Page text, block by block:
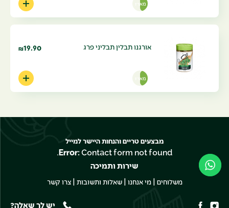
מארז
אורגנו תבלין תבליני פרג ₪19.90
מארז
מבצעים טריים והנחות היישר למייל
Error:Contact form not found.
שירות ותמיכה
משלוחים |מי אנחנו |שאלות ותשובות |צרו קשר
יש לך שאלה?